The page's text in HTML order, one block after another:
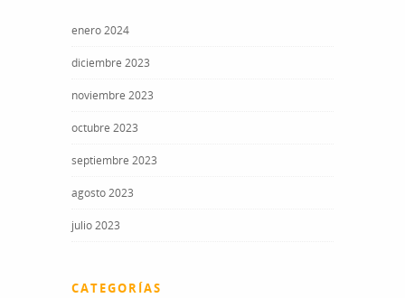
enero 2024
diciembre 2023
noviembre 2023
octubre 2023
septiembre 2023
agosto 2023
julio 2023
CATEGORÍAS